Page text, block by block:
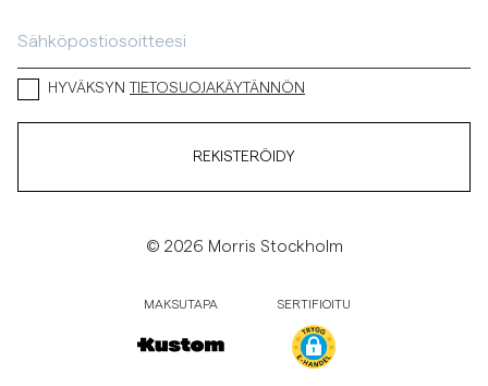
HYVÄKSYN TIETOSUOJAKÄYTÄNNÖN
REKISTERÖIDY
© 2026 Morris Stockholm
MAKSUTAPA SERTIFIOITU